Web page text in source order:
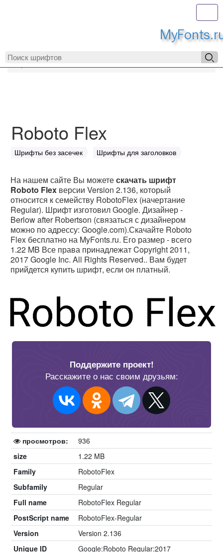
MyFonts.ru
Roboto Flex
Шрифты без засечек Шрифты для заголовков
На нашем сайте Вы можетескачать шрифт
Roboto Flex версии Version 2.136, который
относится к семейству RobotoFlex (начертание
Regular). Шрифт изготовил Google. Дизайнер -
Berlow after Robertson (связаться с дизайнером
можно по адрессу: Google.com).Скачайте Roboto
Flex бесплатно на MyFonts.ru. Его размер - всего
1.22 MB Все права принадлежат Copyright 2011,
2017 Google Inc. All Rights Reserved.. Вам будет
прийдется купить шрифт, если он платный.
Поддержите проект!
Расскажите о нас своим друзьям:
просмотров:
936
size
1.22 MB
Family
RobotoFlex
Subfamily
Regular
Full name
RobotoFlex Regular
PostScript name
RobotoFlex-Regular
Version
Version 2.136
Unique ID
Google:Roboto Regular:2017